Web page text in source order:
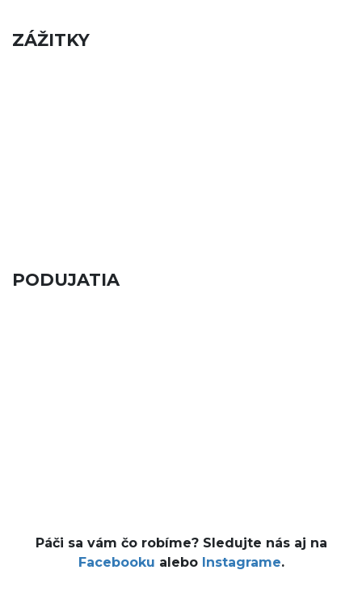
ZÁŽITKY
PODUJATIA
Páči sa vám čo robíme? Sledujte nás aj na
Facebooku alebo Instagrame.